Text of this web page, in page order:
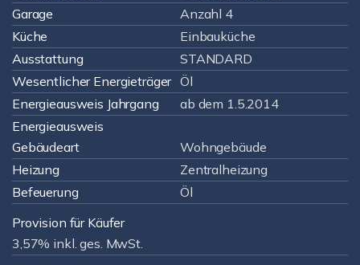
Garage
Anzahl 4
Küche
Einbauküche
Ausstattung
STANDARD
Wesentlicher Energieträger Öl
Energieausweis Jahrgang
ab dem 1.5.2014
Energieausweis
Gebäudeart
Wohngebäude
Heizung
Zentralheizung
Befeuerung
Öl
Provision für Käufer
3,57% inkl. ges. MwSt.